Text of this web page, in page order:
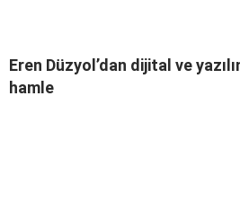
Eren Düzyol’dan dijital ve
hamle